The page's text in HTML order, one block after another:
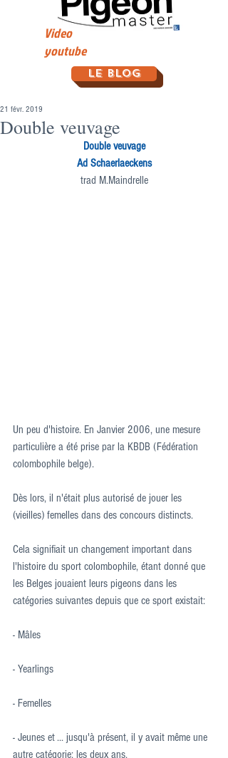
Video
youtube
Le Blog
Double veuvage
21 févr. 2019
Double veuvage
Ad Schaerlaeckens
trad M.Maindrelle
Un peu d'histoire. En Janvier 2006, une mesure
particulière a été prise par la KBDB (Fédération
colombophile belge).
Dès lors, il n'était plus autorisé de jouer les
(vieilles) femelles dans des concours distincts.
Cela signifiait un changement important dans
l'histoire du sport colombophile, étant donné que
les Belges jouaient leurs pigeons dans les
catégories suivantes depuis que ce sport existait:
- Mâles
- Yearlings
- Femelles
- Jeunes et ... jusqu'à présent, il y avait même une
autre catégorie: les deux ans.